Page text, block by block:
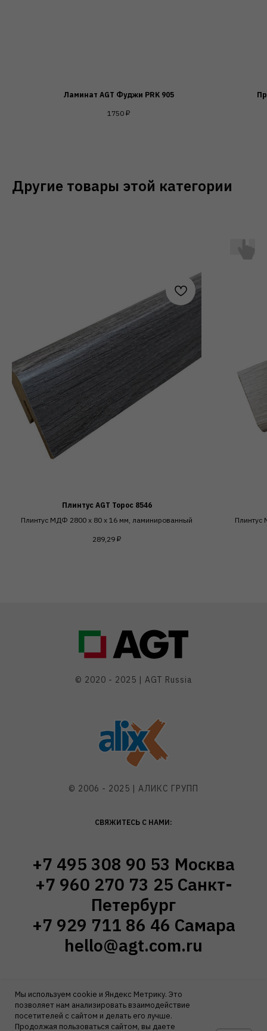
Ламинат AGT Фуджи PRK 905
1750 ₽
Другие товары этой категории
Плинтус AGT Торос 8546
Плинтус МДФ 2800 х 80 х 16 мм, ламинированный
289,29 ₽
Плинтус
© 2020 - 2025 | AGT Russia
© 2006 - 2025 | АЛИКС ГРУПП
СВЯЖИТЕСЬ С НАМИ:
+7 495 308 90 53 Москва
+7 960 270 73 25 Санкт-
Петербург
+7 929 711 86 46 Самара
hello@agt.com.ru
Предложения и условия, размещённые на сайте, не
являются публичной офертой.
Политика конфиденциальности
Согласие на обработку персональных данных
Мы используем cookie и Яндекс Метрику. Это
позволяет нам анализировать взаимодействие
посетителей с сайтом и делать его лучше.
Продолжая пользоваться сайтом, вы даете